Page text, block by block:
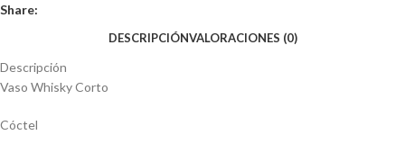
Share:
DESCRIPCIÓNVALORACIONES (0)
Descripción
Vaso Whisky Corto
Cóctel